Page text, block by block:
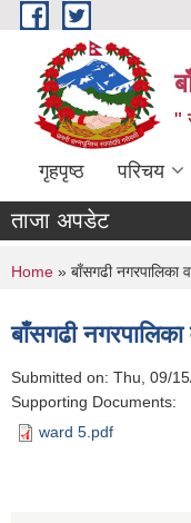
Skip to main content
"
गृहपृष्ठ परिचय
ताजा अपडेट
You are here
Home » बाँसगढी
बाँसगढी
Submitted on: Thu, 09/
Supporting Documents:
ward 5.pdf